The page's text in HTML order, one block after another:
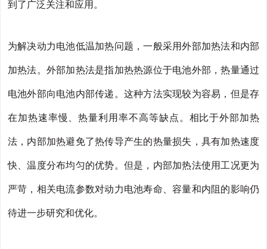
到了广泛关注和应用。
为解决动力电池低温加热问题，一般采用外部加热法和内部
加热法。外部加热法是指加热热源位于电池外部，热量通过
电池外部向电池内部传递。这种方法实现较为容易，但是存
在加热速率慢、热量利用率不高等缺点。相比于外部加热
法，内部加热避免了热传导产生的热量损失，具有加热速度
快、温度分布均匀的优势。但是，内部加热法使用工况更为
严苛，相关电流参数对动力电池寿命、容量和内阻的影响仍
待进一步研究和优化。